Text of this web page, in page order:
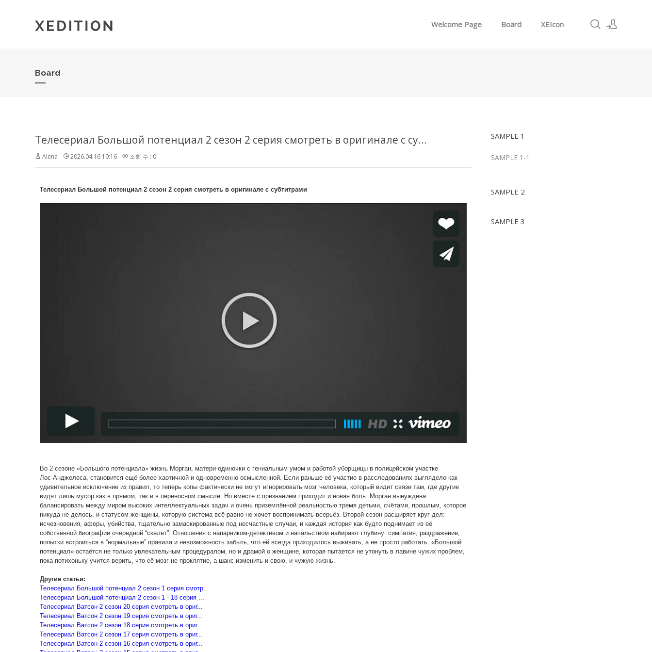
Welcome Page Board XEIcon
Board
SAMPLE 1
SAMPLE 1-1
SAMPLE 2
SAMPLE 3
Телесериал Большой потенциал 2 сезон 2 серия смотреть в оригинале с субтитрами
Alena 2026.04.16 10:16 조회 수 : 0
Телесериал Большой потенциал 2 сезон 2 серия смотреть в оригинале с субтитрами
Во 2 сезоне «Большого потенциала» жизнь Морган, матери‑одиночки с гениальным умом и работой уборщицы в полицейском участке
Лос‑Анджелеса, становится ещё более хаотичной и одновременно осмысленной. Если раньше её участие в расследованиях выглядело как
удивительное исключение из правил, то теперь копы фактически не могут игнорировать мозг человека, который видит связи там, где другие
видят лишь мусор как в прямом, так и в переносном смысле. Но вместе с признанием приходит и новая боль: Морган вынуждена
балансировать между миром высоких интеллектуальных задач и очень приземлённой реальностью тремя детьми, счётами, прошлым, которое
никуда не делось, и статусом женщины, которую система всё равно не хочет воспринимать всерьёз. Второй сезон расширяет круг дел:
исчезновения, аферы, убийства, тщательно замаскированные под несчастные случаи, и каждая история как будто поднимает из её
собственной биографии очередной “скелет”. Отношения с напарником‑детективом и начальством набирают глубину: симпатия, раздражение,
попытки встроиться в “нормальные” правила и невозможность забыть, что ей всегда приходилось выживать, а не просто работать. «Большой
потенциал» остаётся не только увлекательным процедуралом, но и драмой о женщине, которая пытается не утонуть в лавине чужих проблем,
пока потихоньку учится верить, что её мозг не проклятие, а шанс изменить и свою, и чужую жизнь.
Другие статьи:
Телесериал Большой потенциал 2 сезон 1 серия смотр...
Телесериал Большой потенциал 2 сезон 1 - 18 серия ...
Телесериал Ватсон 2 сезон 20 серия смотреть в ориг...
Телесериал Ватсон 2 сезон 19 серия смотреть в ориг...
Телесериал Ватсон 2 сезон 18 серия смотреть в ориг...
Телесериал Ватсон 2 сезон 17 серия смотреть в ориг...
Телесериал Ватсон 2 сезон 16 серия смотреть в ориг...